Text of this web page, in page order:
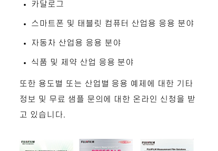
카달로그
스마트폰 및 태블릿 컴퓨터 산업용 응용 분야
자동차 산업용 응용 분야
식품 및 제약 산업 응용 분야
또한 용도별 또는 산업별 응용 예제에 대한 기타
정보 및 무료 샘플 문의에 대한 온라인 신청을 받
고 있습니다.